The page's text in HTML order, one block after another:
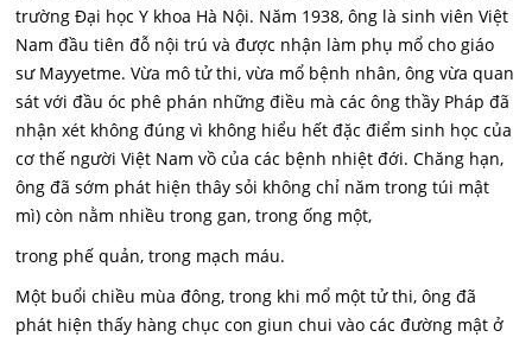
trường Đại học Y khoa Hà Nội. Năm 1938, ông là sinh viên Việt
Nam đầu tiên đỗ nội trú và được nhận làm phụ mổ cho giáo
sư Mayyetme. Vừa mô tử thi, vừa mổ bệnh nhân, ông vừa quan
sát với đầu óc phê phán những điều mà các ông thầy Pháp đã
nhận xét không đúng vì không hiểu hết đặc điểm sinh học của
cơ thế người Việt Nam vồ của các bệnh nhiệt đới. Chăng hạn,
ông đã sớm phát hiện thây sỏi không chỉ năm trong túi mật
mì) còn nằm nhiều trong gan, trong ống một,
trong phế quản, trong mạch máu.
Một buổi chiều mùa đông, trong khi mổ một tử thi, ông đã
phát hiện thấy hàng chục con giun chui vào các đường mật ở